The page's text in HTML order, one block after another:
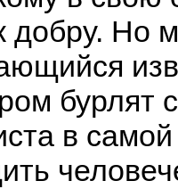
Но
бурлят
в